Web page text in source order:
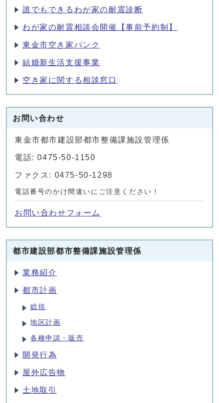
誰でもできるわが家の耐震診断
わが家の耐震相談会開催【事前予約制】
東金市空き家バンク
結婚新生活支援事業
空き家に関する相談窓口
お問い合わせ
東金市都市建設部都市整備課施設管理係
電話: 0475-50-1150
ファクス: 0475-50-1298
電話番号のかけ間違いにご注意ください！
お問い合わせフォーム
都市建設部都市整備課施設管理係
業務紹介
都市計画
総括
地区計画
各種申請・販売
開発行為
屋外広告物
土地取引